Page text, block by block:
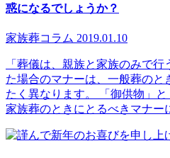
惑になるでしょうか？
家族葬コラム 2019.01.10
「葬儀は、親族と家族のみで
た場合のマナーは、一般葬のと
たく異なります。 「御供物」と
家族葬のときにとるべきマナー